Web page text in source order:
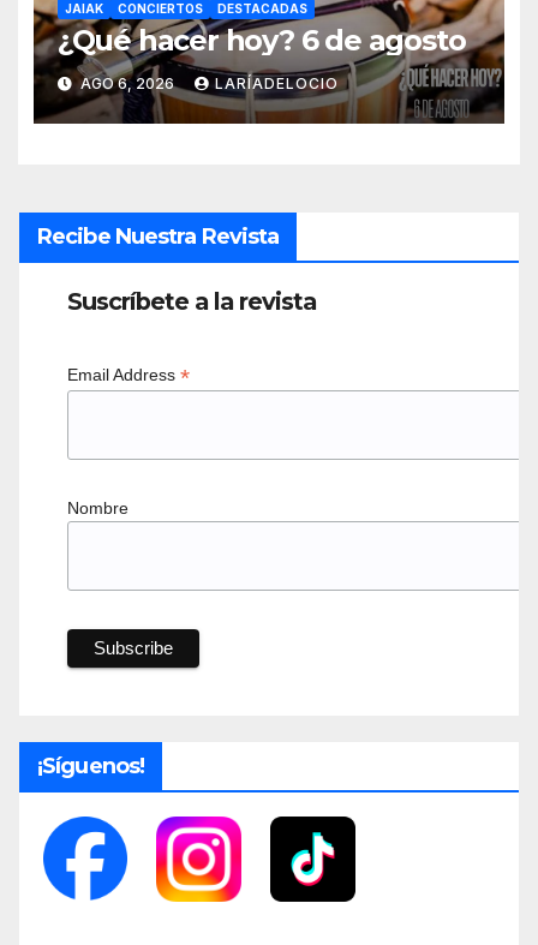
JAIAK
CONCIERTOS DESTACADAS
¿Qué hacer hoy? 6 de agosto
AGO 6, 2026 LARÍADELOCIO
Recibe Nuestra Revista
Suscríbete a la revista
Email Address *
Nombre
¡Síguenos!